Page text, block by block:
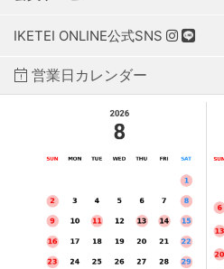
IKETEI ONLINE公式SNS
営業日カレンダー